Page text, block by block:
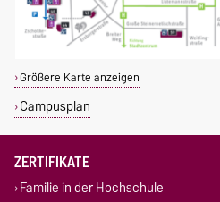
Größere Karte anzeigen
Campusplan
ZERTIFIKATE
Familie in der Hochschule